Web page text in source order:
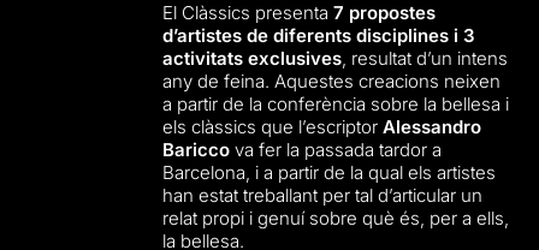
El Clàssics presenta7 propostes
d’artistes de diferents disciplines i 3
activitats exclusives, resultat d’un intens
any de feina. Aquestes creacions neixen
a partir de la conferència sobre la bellesa i
els clàssics que l’escriptorAlessandro
Baricco va fer la passada tardor a
Barcelona, i a partir de la qual els artistes
han estat treballant per tal d’articular un
relat propi i genuí sobre què és, per a ells,
la bellesa.